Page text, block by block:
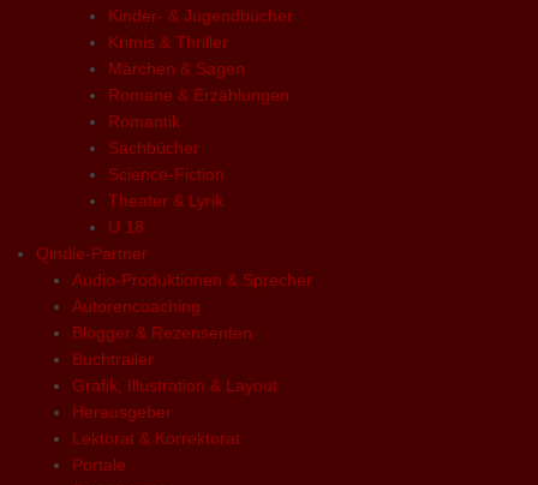
Kinder- & Jugendbücher
Krimis & Thriller
Märchen & Sagen
Romane & Erzählungen
Romantik
Sachbücher
Science-Fiction
Theater & Lyrik
U 18
Qindie-Partner
Audio-Produktionen & Sprecher
Autorencoaching
Blogger & Rezensenten
Buchtrailer
Grafik, Illustration & Layout
Herausgeber
Lektorat & Korrektorat
Portale